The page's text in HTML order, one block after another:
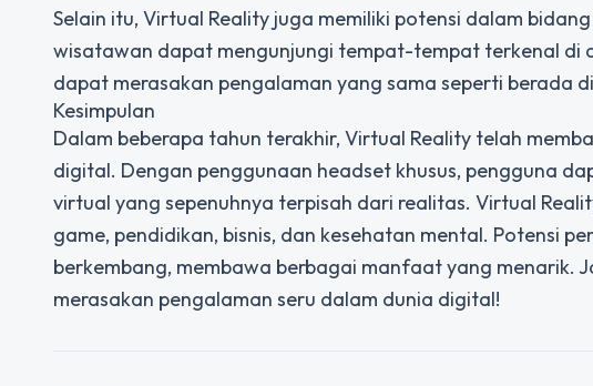
Selain itu, Virtual Reality juga memiliki potensi dalam
wisatawan dapat mengunjungi tempat-tempat terkenal di
dapat merasakan pengalaman yang sama seperti berada
Kesimpulan
Dalam beberapa tahun terakhir, Virtual Reality telah
digital. Dengan penggunaan headset khusus, pengguna
virtual yang sepenuhnya terpisah dari realitas. Virtual
game, pendidikan, bisnis, dan kesehatan mental. Potensi
berkembang, membawa berbagai manfaat yang menarik.
merasakan pengalaman seru dalam dunia digital!